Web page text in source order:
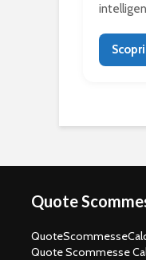
Quote
Quote Scommesse